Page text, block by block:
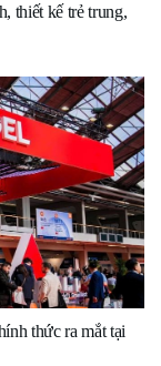
thiết kế trẻ trung,
thức ra mắt tại